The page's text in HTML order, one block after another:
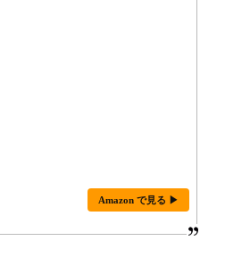
Amazon で見る ▶